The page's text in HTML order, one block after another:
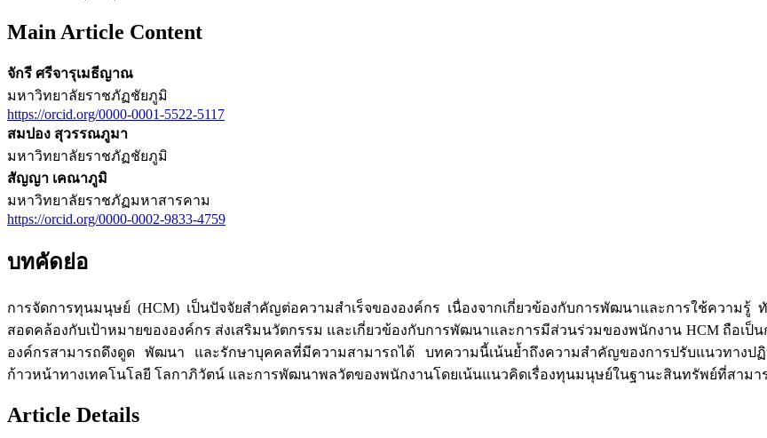
Main Article Content
จักรี ศรีจารุเมธีญาณ
มหาวิทยาลัยราชภัฏชัยภูมิ
https://orcid.org/0000-0001-5522-5117
สมปอง สุวรรณภูมา
มหาวิทยาลัยราชภัฏชัยภูมิ
สัญญา เคณาภูมิ
มหาวิทยาลัยราชภัฏมหาสารคาม
https://orcid.org/0000-0002-9833-4759
บทคัดย่อ
การจัดการทุนมนุษย์ (HCM) เป็นปัจจัยสำคัญต่อความสำเร็จขององค์กร เนื่องจากเกี่ยวข้องกับการพัฒนาและการใช้ความ
สอดคล้องกับเป้าหมายขององค์กร ส่งเสริมนวัตกรรม และเกี่ยวข้องกับการพัฒนาและการมีส่วนร่วมของพนักงาน HCM ถือเป็
องค์กรสามารถดึงดูด พัฒนา และรักษาบุคคลที่มีความสามารถได้ บทความนี้เน้นย้ำถึงความสำคัญของการปรับแนวทางป
ก้าวหน้าทางเทคโนโลยี โลกาภิวัตน์ และการพัฒนาพลวัตของพนักงานโดยเน้นแนวคิดเรื่องทุนมนุษย์ในฐานะสินทรัพย์ที่สามา
Article Details